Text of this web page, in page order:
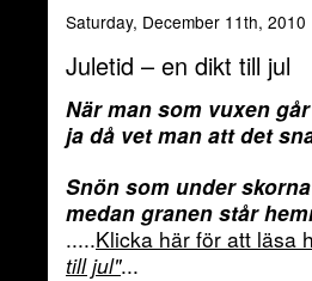
Saturday, December 11th, 2010
Juletid – en dikt till jul
När man som vuxen
ja då vet man att det
Snön som under
medan granen står
.....Klicka här för att läsa
till jul"...